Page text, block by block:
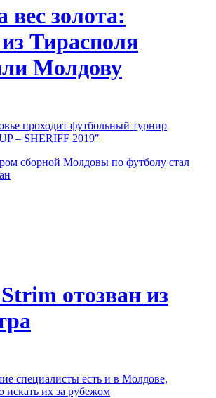
вес золота:
Тирасполя
Молдову
проходит футбольный турнир
– SHERIFF 2019″
сборной Молдовы по футболу стал
отозван из
специалисты есть и в Молдове,
искать их за рубежом